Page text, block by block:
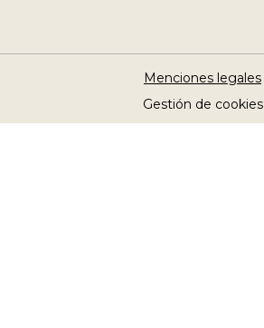
Menciones legales
Gestión de cookies